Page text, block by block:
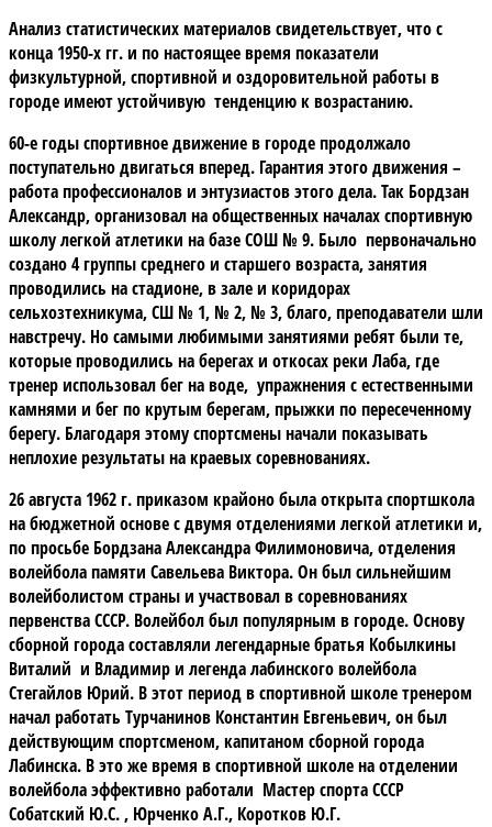
Анализ статистических материалов свидетельствует, что с
конца 1950-х гг. и по настоящее время показатели
физкультурной, спортивной и оздоровительной работы в
городе имеют устойчивую тенденцию к возрастанию.
60-е годы спортивное движение в городе продолжало
поступательно двигаться вперед. Гарантия этого движения –
работа профессионалов и энтузиастов этого дела. Так Бордзан
Александр, организовал на общественных началах спортивную
школу легкой атлетики на базе СОШ № 9. Было первоначально
создано 4 группы среднего и старшего возраста, занятия
проводились на стадионе, в зале и коридорах
сельхозтехникума, СШ № 1, № 2, № 3, благо, преподаватели шли
навстречу. Но самыми любимыми занятиями ребят были те,
которые проводились на берегах и откосах реки Лаба, где
тренер использовал бег на воде, упражнения с естественными
камнями и бег по крутым берегам, прыжки по пересеченному
берегу. Благодаря этому спортсмены начали показывать
неплохие результаты на краевых соревнованиях.
26 августа 1962 г. приказом крайоно была открыта спортшкола
на бюджетной основе с двумя отделениями легкой атлетики и,
по просьбе Бордзана Александра Филимоновича, отделения
волейбола памяти Савельева Виктора. Он был сильнейшим
волейболистом страны и участвовал в соревнованиях
первенства СССР. Волейбол был популярным в городе. Основу
сборной города составляли легендарные братья Кобылкины
Виталий и Владимир и легенда лабинского волейбола
Стегайлов Юрий. В этот период в спортивной школе тренером
начал работать Турчанинов Константин Евгеньевич, он был
действующим спортсменом, капитаном сборной города
Лабинска. В это же время в спортивной школе на отделении
волейбола эффективно работали Мастер спорта СССР
Собатский Ю.С. , Юрченко А.Г., Коротков Ю.Г.